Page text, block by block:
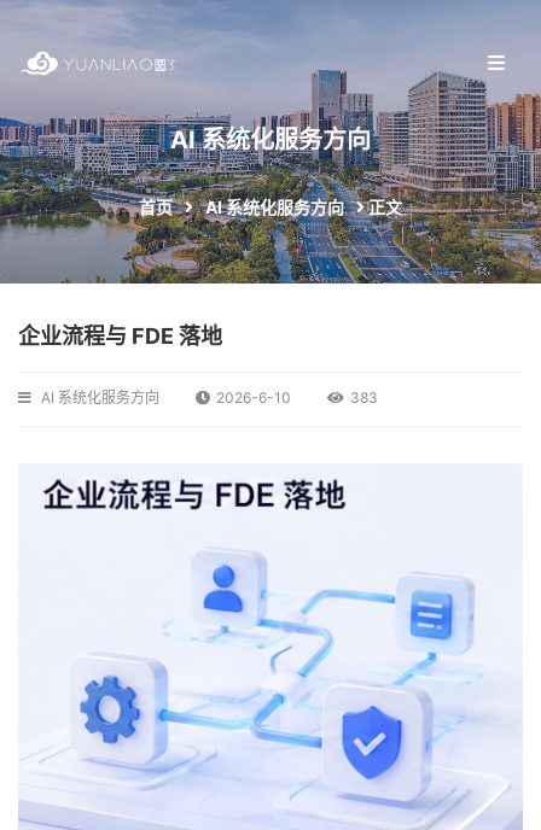
AI 系统化服务方向
首页 AI 系统化服务方向 正文
企业流程与 FDE 落地
AI 系统化服务方向 2026-6-10 383